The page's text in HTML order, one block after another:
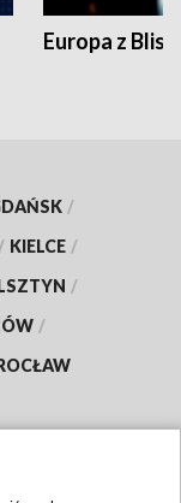
Europa z
/
/ KIELCE /
/
/